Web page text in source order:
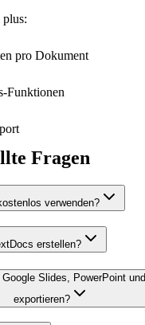
pro Dokument
Funktionen
Fragen
verwenden?
erstellen?
Slides, PowerPoint
exportieren?